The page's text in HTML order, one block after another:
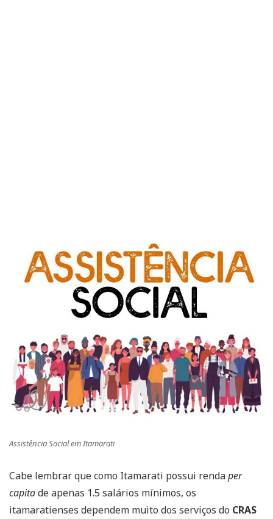
Assistência Social em Itamarati
Cabe lembrar que como Itamarati possui rendaper
capitade apenas 1.5 salários mínimos, os
itamaratienses dependem muito dos serviços do CRAS